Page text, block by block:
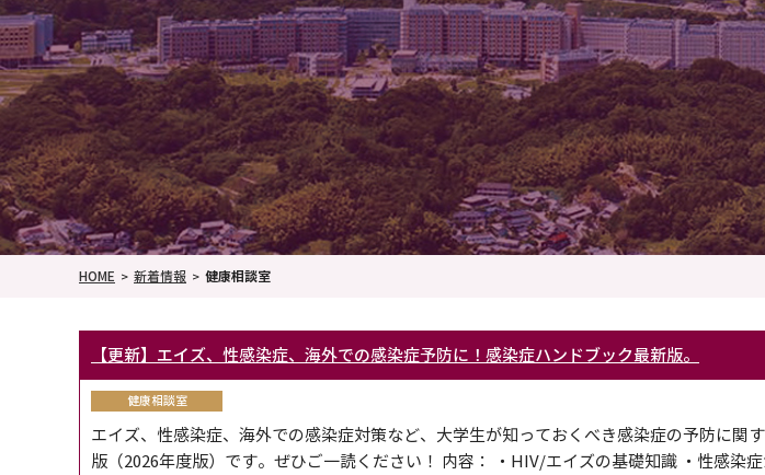
HOME 新着情報 健康相談室
【更新】エイズ、性感染症、海外での感染症予防に！感染症ハンドブック最新版。
健康相談室
エイズ、性感染症、海外での感染症対策など、大学生が知っておくべき感染症の予防に関
版（2026年度版）です。ぜひご一読ください！ 内容： ・HIV/エイズの基礎知識 ・性感染